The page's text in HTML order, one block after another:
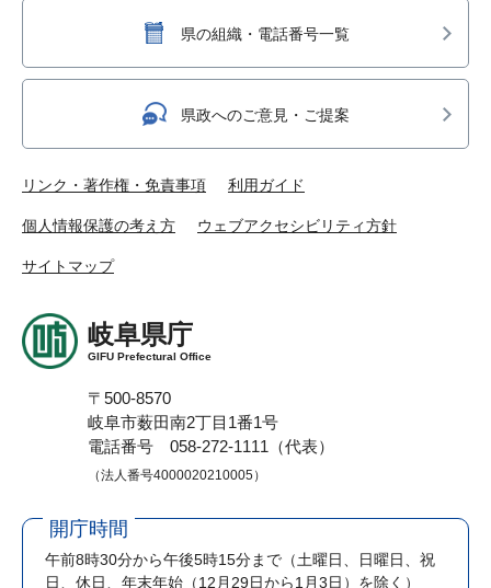
県の組織・電話番号一覧
県政へのご意見・ご提案
リンク・著作権・免責事項 利用ガイド
個人情報保護の考え方 ウェブアクセシビリティ方針
サイトマップ
岐阜県庁
GIFU Prefectural Office
〒500-8570
岐阜市薮田南2丁目1番1号
電話番号 058-272-1111（代表）
（法人番号4000020210005）
開庁時間
午前8時30分から午後5時15分まで （土曜日、日曜日、祝
日、休日、年末年始（12月29日から1月3日）を除く）